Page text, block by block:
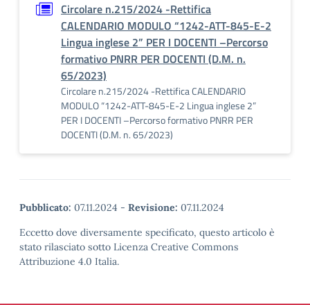
Circolare n.215/2024 -Rettifica
CALENDARIO MODULO “1242-ATT-845-E-2
Lingua inglese 2” PER I DOCENTI –Percorso
formativo PNRR PER DOCENTI (D.M. n.
65/2023)
Circolare n.215/2024 -Rettifica CALENDARIO
MODULO “1242-ATT-845-E-2 Lingua inglese 2”
PER I DOCENTI –Percorso formativo PNRR PER
DOCENTI (D.M. n. 65/2023)
Pubblicato: 07.11.2024 - Revisione: 07.11.2024
Eccetto dove diversamente specificato, questo articolo è
stato rilasciato sotto Licenza Creative Commons
Attribuzione 4.0 Italia.